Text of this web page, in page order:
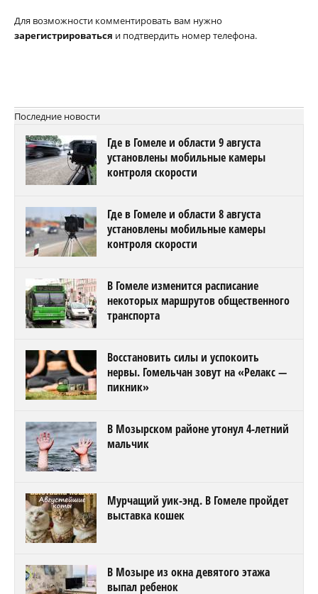
Для возможности комментировать вам нужно
зарегистрироваться и подтвердить номер телефона.
Последние новости
Где в Гомеле и области 9 августа
установлены мобильные камеры
контроля скорости
Где в Гомеле и области 8 августа
установлены мобильные камеры
контроля скорости
В Гомеле изменится расписание
некоторых маршрутов общественного
транспорта
Восстановить силы и успокоить
нервы. Гомельчан зовут на «Релакс —
пикник»
В Мозырском районе утонул 4-летний
мальчик
Мурчащий уик-энд. В Гомеле пройдет
выставка кошек
В Мозыре из окна девятого этажа
выпал ребенок